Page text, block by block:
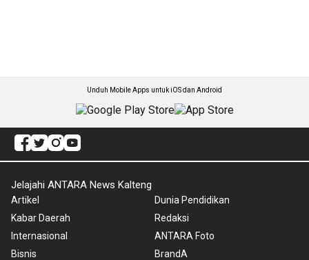
Unduh Mobile Apps untuk iOS dan Android
Jelajahi ANTARA News Kalteng
Artikel
Kabar Daerah
Internasional
Bisnis
Dunia Pendidikan
Redaksi
ANTARA Foto
BrandA